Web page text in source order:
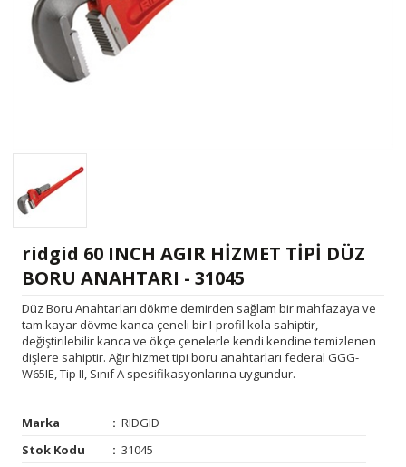
ridgid 60 INCH AGIR HİZMET TİPİ DÜZ
BORU ANAHTARI - 31045
Düz Boru Anahtarları dökme demirden sağlam bir mahfazaya ve
tam kayar dövme kanca çeneli bir I-profil kola sahiptir,
değiştirilebilir kanca ve ökçe çenelerle kendi kendine temizlenen
dişlere sahiptir. Ağır hizmet tipi boru anahtarları federal GGG-
W65IE, Tip II, Sınıf A spesifikasyonlarına uygundur.
Marka : RIDGID
Stok Kodu
: 31045